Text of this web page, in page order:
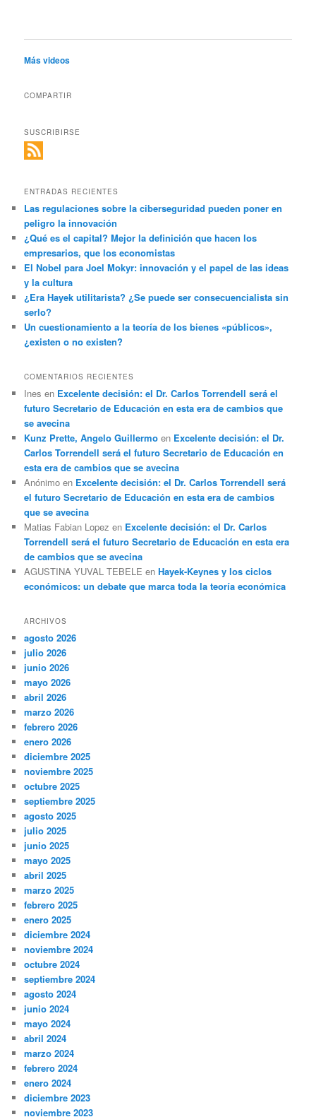
Más videos
COMPARTIR
SUSCRIBIRSE
ENTRADAS RECIENTES
Las regulaciones sobre la ciberseguridad pueden poner en
peligro la innovación
¿Qué es el capital? Mejor la definición que hacen los
empresarios, que los economistas
El Nobel para Joel Mokyr: innovación y el papel de las ideas
y la cultura
¿Era Hayek utilitarista? ¿Se puede ser consecuencialista sin
serlo?
Un cuestionamiento a la teoría de los bienes «públicos»,
¿existen o no existen?
COMENTARIOS RECIENTES
Ines en Excelente decisión: el Dr. Carlos Torrendell será el
futuro Secretario de Educación en esta era de cambios que
se avecina
Kunz Prette, Angelo Guillermo en Excelente decisión: el Dr.
Carlos Torrendell será el futuro Secretario de Educación en
esta era de cambios que se avecina
Anónimo en Excelente decisión: el Dr. Carlos Torrendell será
el futuro Secretario de Educación en esta era de cambios
que se avecina
Matias Fabian Lopez en Excelente decisión: el Dr. Carlos
Torrendell será el futuro Secretario de Educación en esta era
de cambios que se avecina
AGUSTINA YUVAL TEBELE enHayek-Keynes y los ciclos
económicos: un debate que marca toda la teoría económica
ARCHIVOS
agosto 2026
julio 2026
junio 2026
mayo 2026
abril 2026
marzo 2026
febrero 2026
enero 2026
diciembre 2025
noviembre 2025
octubre 2025
septiembre 2025
agosto 2025
julio 2025
junio 2025
mayo 2025
abril 2025
marzo 2025
febrero 2025
enero 2025
diciembre 2024
noviembre 2024
octubre 2024
septiembre 2024
agosto 2024
junio 2024
mayo 2024
abril 2024
marzo 2024
febrero 2024
enero 2024
diciembre 2023
noviembre 2023